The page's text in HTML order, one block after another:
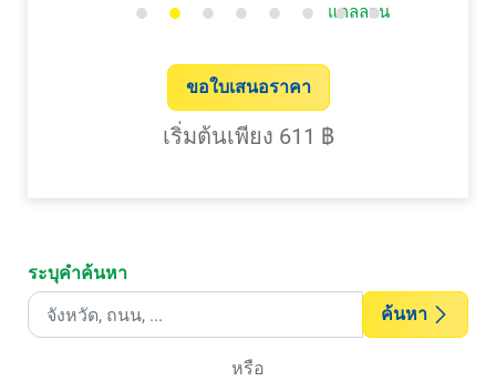
แกลลอน
ขอใบเสนอราคา
เริ่มต้นเพียง 611 ฿
ระบุคำค้นหา
ค้นหา
หรือ